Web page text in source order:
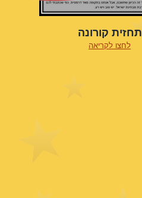
תחזית קורונה
לחצו לקריאה